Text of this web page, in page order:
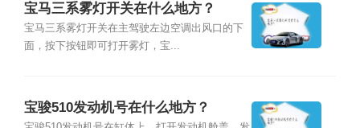
宝马三系雾灯开关在什么地方？
宝马三系雾灯开关在主驾驶左边空调出风口的下
面，按下按钮即可打开雾灯，宝...
宝骏510发动机号在什么地方？